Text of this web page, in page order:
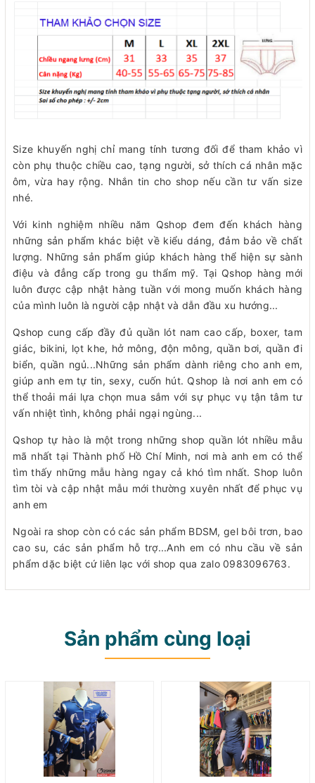
Size khuyến nghị chỉ mang tính tương đối để tham khảo vì
còn phụ thuộc chiều cao, tạng người, sở thích cá nhân mặc
ôm, vừa hay rộng. Nhắn tin cho shop nếu cần tư vấn size
nhé.
Với kinh nghiệm nhiều năm Qshop đem đến khách hàng
những sản phẩm khác biệt về kiểu dáng, đảm bảo về chất
lượng. Những sản phẩm giúp khách hàng thể hiện sự sành
điệu và đẳng cấp trong gu thẩm mỹ. Tại Qshop hàng mới
luôn được cập nhật hàng tuần với mong muốn khách hàng
của mình luôn là người cập nhật và dẫn đầu xu hướng...
Qshop cung cấp đầy đủ quần lót nam cao cấp, boxer, tam
giác, bikini, lọt khe, hở mông, độn mông, quần bơi, quần đi
biển, quần ngủ...Những sản phẩm dành riêng cho anh em,
giúp anh em tự tin, sexy, cuốn hút. Qshop là nơi anh em có
thể thoải mái lựa chọn mua sắm với sự phục vụ tận tâm tư
vấn nhiệt tình, không phải ngại ngùng...
Qshop tự hào là một trong những shop quần lót nhiều mẫu
mã nhất tại Thành phố Hồ Chí Minh, nơi mà anh em có thể
tìm thấy những mẫu hàng ngay cả khó tìm nhất. Shop luôn
tìm tòi và cập nhật mẫu mới thường xuyên nhất để phục vụ
anh em
Ngoài ra shop còn có các sản phẩm BDSM, gel bôi trơn, bao
cao su, các sản phẩm hỗ trợ...Anh em có nhu cầu về sản
phẩm dặc biệt cứ liên lạc với shop qua zalo 0983096763.
Sản phẩm cùng loại